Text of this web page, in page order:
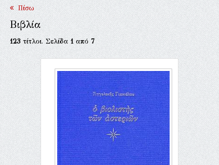
Πίσω
Βιβλία
123τίτλοι. Σελίδα1από7